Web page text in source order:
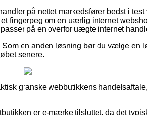
på nettet markedsfører bedst i test
fingerpeg om en uærlig internet
på en overfor uægte internet
en anden løsning bør du vælge en
senere.
granske webbutikkens
er e-mærke tilsluttet, da det